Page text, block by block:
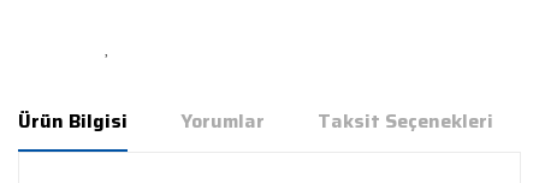
Ürün Bilgisi Yorumlar Taksit Seçenekleri